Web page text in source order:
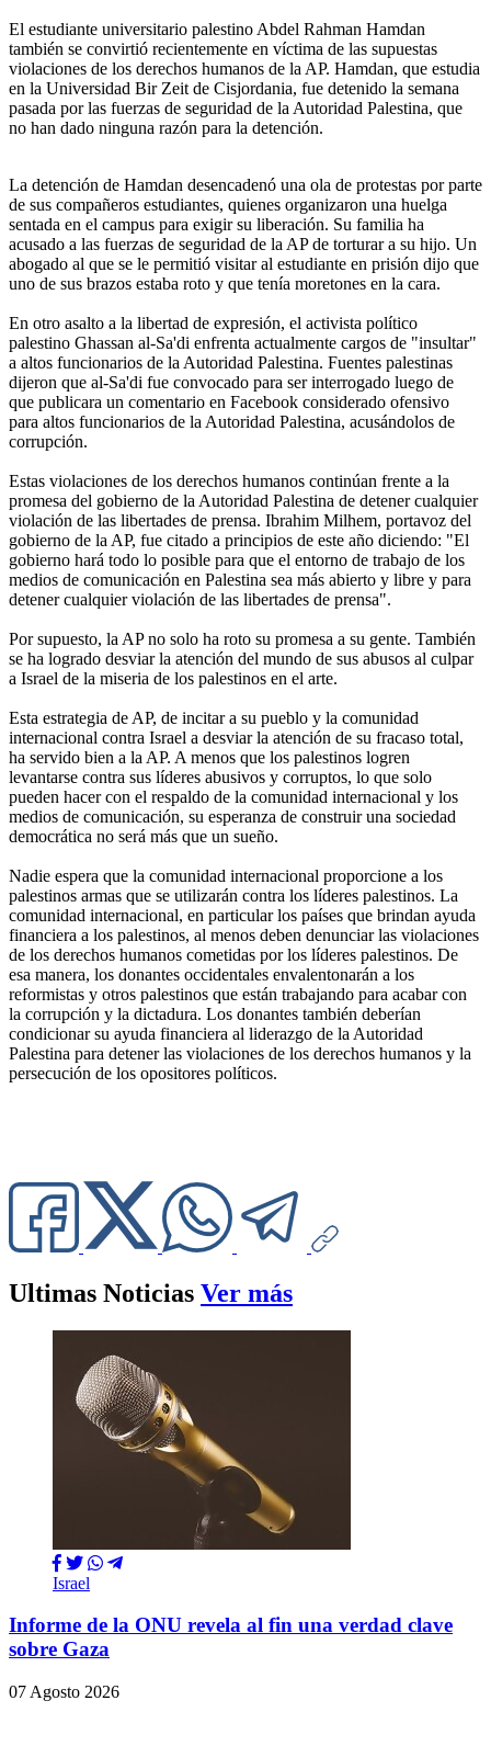
El estudiante universitario palestino Abdel Rahman Hamdan
también se convirtió recientemente en víctima de las supuestas
violaciones de los derechos humanos de la AP. Hamdan, que estudia
en la Universidad Bir Zeit de Cisjordania, fue detenido la semana
pasada por las fuerzas de seguridad de la Autoridad Palestina, que
no han dado ninguna razón para la detención.
La detención de Hamdan desencadenó una ola de protestas por parte
de sus compañeros estudiantes, quienes organizaron una huelga
sentada en el campus para exigir su liberación. Su familia ha
acusado a las fuerzas de seguridad de la AP de torturar a su hijo. Un
abogado al que se le permitió visitar al estudiante en prisión dijo que
uno de sus brazos estaba roto y que tenía moretones en la cara.
En otro asalto a la libertad de expresión, el activista político
palestino Ghassan al-Sa'di enfrenta actualmente cargos de "insultar"
a altos funcionarios de la Autoridad Palestina. Fuentes palestinas
dijeron que al-Sa'di fue convocado para ser interrogado luego de
que publicara un comentario en Facebook considerado ofensivo
para altos funcionarios de la Autoridad Palestina, acusándolos de
corrupción.
Estas violaciones de los derechos humanos continúan frente a la
promesa del gobierno de la Autoridad Palestina de detener cualquier
violación de las libertades de prensa. Ibrahim Milhem, portavoz del
gobierno de la AP, fue citado a principios de este año diciendo: "El
gobierno hará todo lo posible para que el entorno de trabajo de los
medios de comunicación en Palestina sea más abierto y libre y para
detener cualquier violación de las libertades de prensa".
Por supuesto, la AP no solo ha roto su promesa a su gente. También
se ha logrado desviar la atención del mundo de sus abusos al culpar
a Israel de la miseria de los palestinos en el arte.
Esta estrategia de AP, de incitar a su pueblo y la comunidad
internacional contra Israel a desviar la atención de su fracaso total,
ha servido bien a la AP. A menos que los palestinos logren
levantarse contra sus líderes abusivos y corruptos, lo que solo
pueden hacer con el respaldo de la comunidad internacional y los
medios de comunicación, su esperanza de construir una sociedad
democrática no será más que un sueño.
Nadie espera que la comunidad internacional proporcione a los
palestinos armas que se utilizarán contra los líderes palestinos. La
comunidad internacional, en particular los países que brindan ayuda
financiera a los palestinos, al menos deben denunciar las violaciones
de los derechos humanos cometidas por los líderes palestinos. De
esa manera, los donantes occidentales envalentonarán a los
reformistas y otros palestinos que están trabajando para acabar con
la corrupción y la dictadura. Los donantes también deberían
condicionar su ayuda financiera al liderazgo de la Autoridad
Palestina para detener las violaciones de los derechos humanos y la
persecución de los opositores políticos.
Ultimas Noticias Ver más
Israel
Informe de la ONU revela al fin una verdad clave
sobre Gaza
07 Agosto 2026